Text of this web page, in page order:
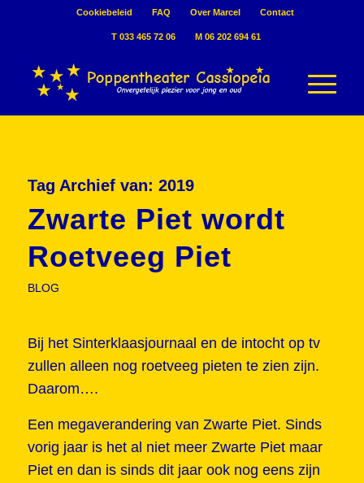
Cookiebeleid FAQ Over Marcel Contact
T 033 465 72 06 M 06 202 694 61
Tag Archief van: 2019
Zwarte Piet wordt
Roetveeg Piet
BLOG
Bij het Sinterklaasjournaal en de intocht op tv
zullen alleen nog roetveeg pieten te zien zijn.
Daarom….
Een megaverandering van Zwarte Piet. Sinds
vorig jaar is het al niet meer Zwarte Piet maar
Piet en dan is sinds dit jaar ook nog eens zijn